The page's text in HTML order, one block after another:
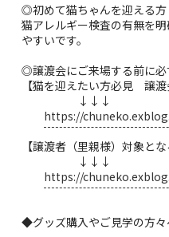
◎初めて猫ちゃんを迎える方
猫アレルギー検査の有無を
やすいです。
◎譲渡会にご来場する前に必
【猫を迎えたい方必見 譲渡
↓↓↓
https://
【譲渡者（里親様）対象と
↓↓↓
https://
◆グッズ購入やご見学の方